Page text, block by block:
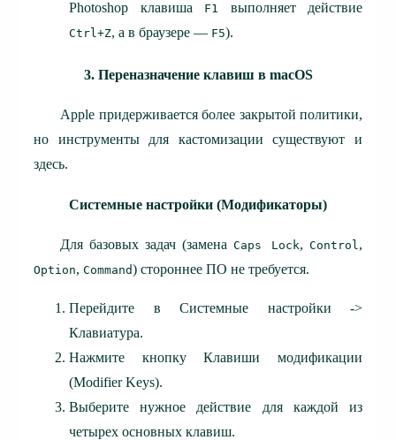
Photoshop клавиша
F1 выполняет действие
Ctrl+Z, а в браузере — F5).
3. Переназначение клавиш в macOS
Apple придерживается более закрытой политики,
но инструменты для кастомизации существуют и
здесь.
Системные настройки (Модификаторы)
Для базовых задач (замена Caps Lock, Control ,
Option, Command) стороннее ПО не требуется.
Перейдите в Системные настройки ->
Клавиатура.
Нажмите кнопку Клавиши модификации
(Modifier Keys).
Выберите нужное действие для каждой из
четырех основных клавиш.